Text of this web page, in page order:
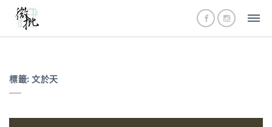
標籤: 文於天